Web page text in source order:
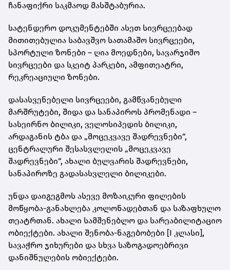
ჩანაფიქრი საკმაოდ მასშტაბურია.
სატენდერო დოკუმენტებში ასეთ სივრცეებად
მითითებულია საბავშვო სათამაშო სივრცეები,
სპორტული ზონები – ღია მოედნები, სავარჯიშო
სივრცეები და სკეიტ პარკები, ამფითეატრი,
რეკრეაციული ზონები.
დასასვენებელი სივრცეები, გამწვანებული
მარშრუტები, შიდა და სანაპიროს პრომენადი –
სასეირნო ბილიკი, ველოსიპედის ბილიკი,
არდაგანის ტბა და „მოცეკვავე შადრევნები“,
ცენტრალური შესასვლელის „მოცეკვავე
შადრევნები“, ახალი ბულვარის შადრევნები,
სანაპიროზე გადასასვლელი ბილიკები.
უნდა დაიგეგმოს ასევე მოზაიკური ფილების
მოწყობა-განახლება კოლონადებთან და საზაფხულო
თეატრთან. ახალი სამშენებლო და სარეაბილიტაციო
ობიექტები. ახალი შენობა-ნაგებობები [I კლასი],
სავაჭრო ჯიხურები და სხვა საზოგადოებრივი
დანიშნულების ობიექტები.